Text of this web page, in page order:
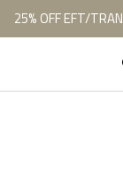
25% OFF EFT/